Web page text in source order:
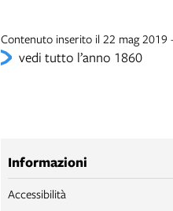
Contenuto inserito il 22 mag
vedi tutto l’anno 1860
Informazioni
Accessibilità